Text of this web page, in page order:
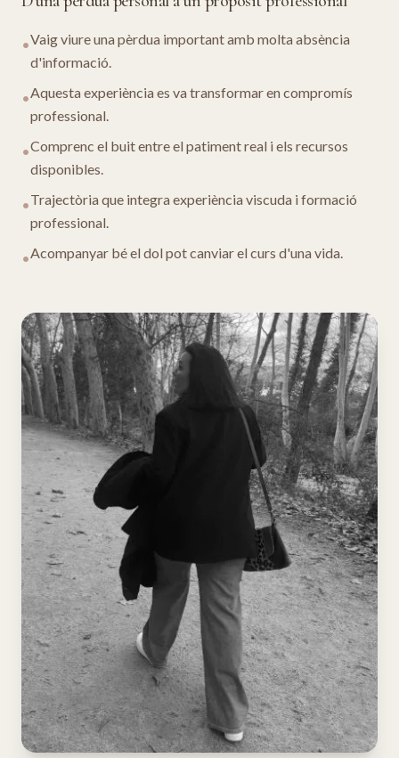
•Vaig viure una pèrdua important amb molta absència
d'informació.
•Aquesta experiència es va transformar en compromís
professional.
•Comprenc el buit entre el patiment real i els recursos
disponibles.
•Trajectòria que integra experiència viscuda i formació
professional.
•Acompanyar bé el dol pot canviar el curs d'una vida.